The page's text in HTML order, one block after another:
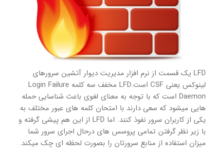
LFD یک قسمت از نرم افزار مدیریت دیوار آتشین سرورهای
لینوکس یعنی CSF است.LFD مخفف سه کلمه Login Failure
Daemon است که با توجه به معنای لغوی باعث شناسایی حمله
هایی میشود که سعی دارند با امتحان کلمه های عبور مختلف به
یکی از کاربران سرور نفوذ کنند. اما LFD از این هم پیشی گرفته و
با زیر نظر گرفتن تمامی پروسس های درحال اجرای سرور شما
میزان استفاده از منابع سرورتان را بصورت لحظه ای چک میکند.